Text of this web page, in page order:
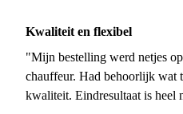
Kwaliteit en flexibel
"Mijn bestelling werd netjes
chauffeur. Had behoorlijk wat
kwaliteit. Eindresultaat is heel